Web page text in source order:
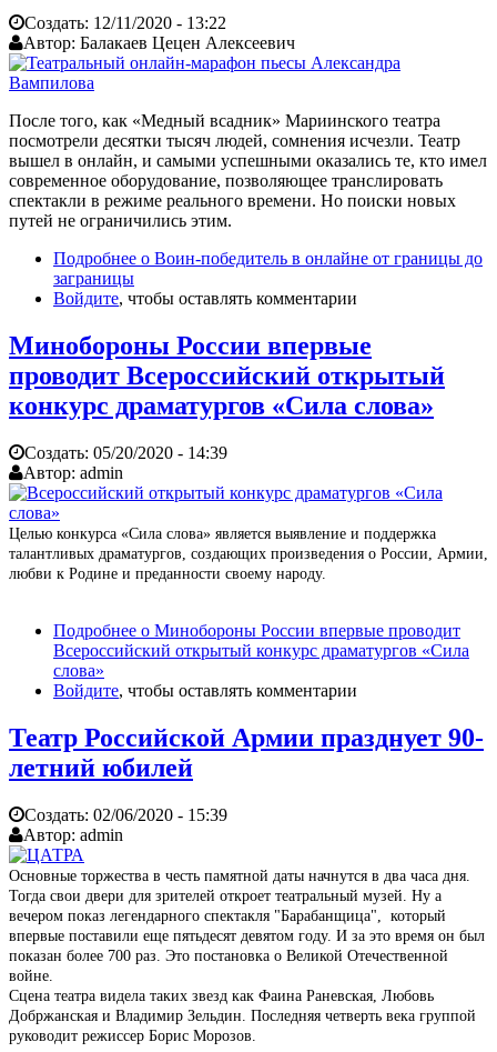
Создать: 12/11/2020 - 13:22
Автор: Балакаев Цецен Алексеевич
После того, как «Медный всадник» Мариинского театра
посмотрели десятки тысяч людей, сомнения исчезли. Театр
вышел в онлайн, и самыми успешными оказались те, кто имел
современное оборудование, позволяющее транслировать
спектакли в режиме реального времени. Но поиски новых
путей не ограничились этим.
Подробнее о Воин-победитель в онлайне от границы до
заграницы
Войдите, чтобы оставлять комментарии
Минобороны России впервые
проводит Всероссийский открытый
конкурс драматургов «Сила слова»
Создать: 05/20/2020 - 14:39
Автор: admin
Целью конкурса «Сила слова» является выявление и поддержка
талантливых драматургов, создающих произведения о России, Армии,
любви к Родине и преданности своему народу.
Подробнее о Минобороны России впервые проводит
Всероссийский открытый конкурс драматургов «Сила
слова»
Войдите, чтобы оставлять комментарии
Театр Российской Армии празднует 90-
летний юбилей
Создать: 02/06/2020 - 15:39
Автор: admin
Основные торжества в честь памятной даты начнутся в два часа дня.
Тогда свои двери для зрителей откроет театральный музей. Ну а
вечером показ легендарного спектакля "Барабанщица", который
впервые поставили еще пятьдесят девятом году. И за это время он был
показан более 700 раз. Это постановка о Великой Отечественной
войне.
Сцена театра видела таких звезд как Фаина Раневская, Любовь
Добржанская и Владимир Зельдин. Последняя четверть века группой
руководит режиссер Борис Морозов.